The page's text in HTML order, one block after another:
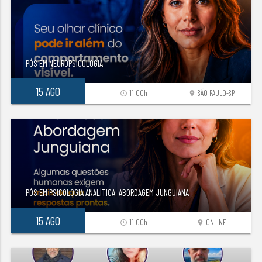
PÓS EM NEUROPSICOLOGIA
15 AGO location_on SÃO PAULO-SP
access_time 11:00h
PÓS EM PSICOLOGIA ANALÍTICA: ABORDAGEM JUNGUIANA
15 AGO location_on ONLINE
access_time 11:00h